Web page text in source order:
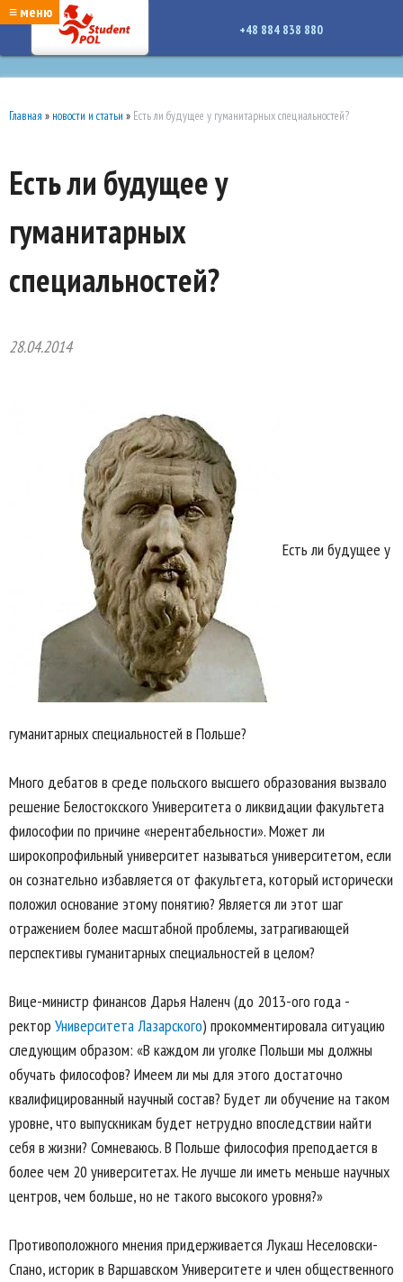
google-site-verification: google7a917c261df1566b.htmlgoogle-site-verification:
google7a917c261df1566b.html
≡ меню
+48 884 838 880
Главная » новости и статьи » Есть ли будущее у гуманитарных специальностей?
Есть ли будущее у
гуманитарных
специальностей?
28.04.2014
Есть ли будущее у
гуманитарных специальностей в Польше?
Много дебатов в среде польского высшего образования вызвало
решение Белостокского Университета о ликвидации факультета
философии по причине «нерентабельности». Может ли
широкопрофильный университет называться университетом, если
он сознательно избавляется от факультета, который исторически
положил основание этому понятию? Является ли этот шаг
отражением более масштабной проблемы, затрагивающей
перспективы гуманитарных специальностей в целом?
Вице-министр финансов Дарья Наленч (до 2013-ого года -
ректор Университета Лазарского) прокомментировала ситуацию
следующим образом: «В каждом ли уголке Польши мы должны
обучать философов? Имеем ли мы для этого достаточно
квалифицированный научный состав? Будет ли обучение на таком
уровне, что выпускникам будет нетрудно впоследствии найти
себя в жизни? Сомневаюсь. В Польше философия преподается в
более чем 20 университетах. Не лучше ли иметь меньше научных
центров, чем больше, но не такого высокого уровня?»
Противоположного мнения придерживается Лукаш Неселовски-
Спано, историк в Варшавском Университете и член общественного